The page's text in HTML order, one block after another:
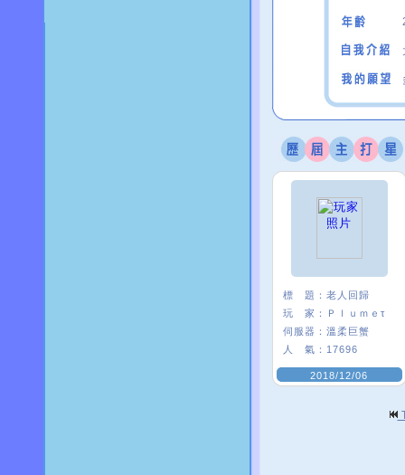
標 題： 老人回歸
玩 家：
Ｐｌｕｍｅτ
伺服器： 溫柔巨蟹
人 氣： 17696
2018/12/06